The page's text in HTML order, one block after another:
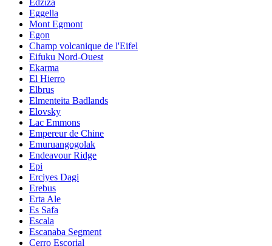
Eggella
Mont Egmont
Egon
Champ volcanique de l'Eifel
Eifuku Nord-Ouest
Ekarma
El Hierro
Elbrus
Elmenteita Badlands
Elovsky
Lac Emmons
Empereur de Chine
Emuruangogolak
Endeavour Ridge
Epi
Erciyes Dagi
Erebus
Erta Ale
Es Safa
Escala
Escanaba Segment
Cerro Escorial